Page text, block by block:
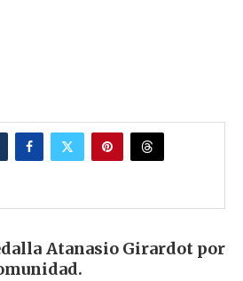
Atanasio Girardot por